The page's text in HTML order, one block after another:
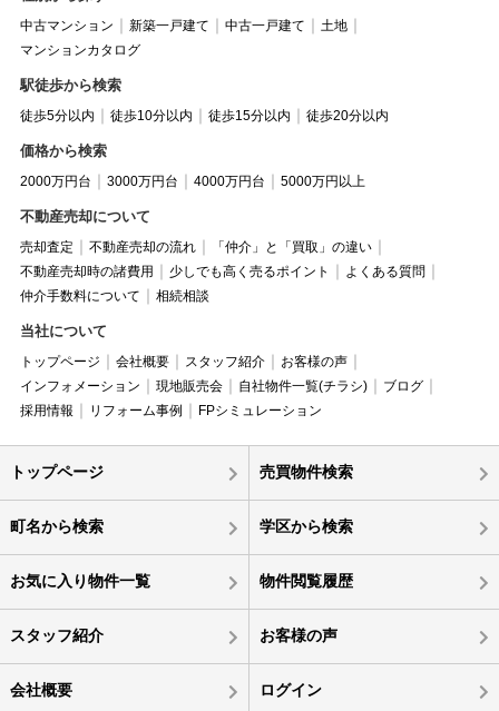
中古マンション 新築一戸建て 中古一戸建て
土地
マンションカタログ
駅徒歩から検索
徒歩5分以内 徒歩10分以内 徒歩15分以内 徒歩20分以内
価格から検索
2000万円台 3000万円台 4000万円台 5000万円以上
不動産売却について
売却査定 不動産売却の流れ
「仲介」と「買取」の違い
不動産売却時の諸費用
少しでも高く売るポイント
よくある質問
仲介手数料について
相続相談
当社について
トップページ 会社概要 スタッフ紹介
お客様の声
インフォメーション
現地販売会 自社物件一覧(チラシ)
ブログ
採用情報
リフォーム事例 FPシミュレーション
トップページ 売買物件検索
町名から検索 学区から検索
お気に入り物件一覧 物件閲覧履歴
スタッフ紹介 お客様の声
会社概要 ログイン